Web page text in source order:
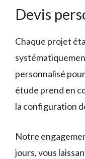
Devis
Chaque projet
personnalisé
étude prend en
la configuration
Notre
jours, vous